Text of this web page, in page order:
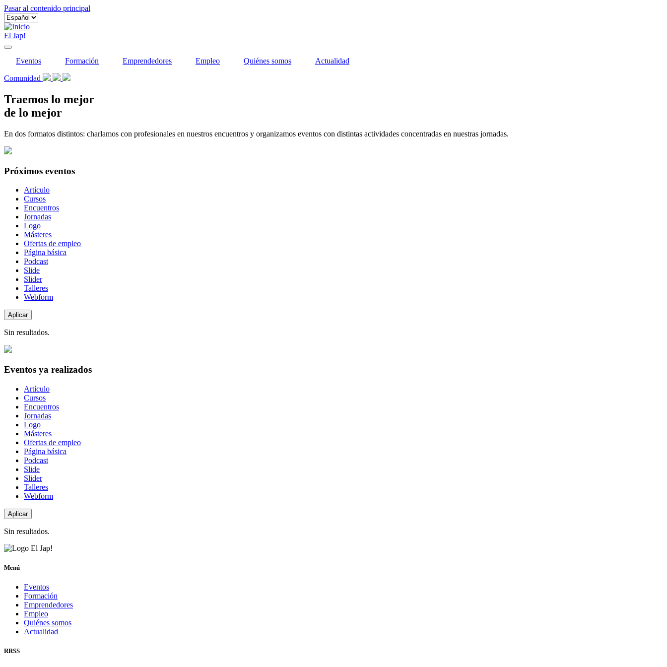
Pasar al contenido principal
El Jap!
Eventos Formación Emprendedores Empleo Quiénes somos Actualidad
Comunidad
Traemos lo mejor
de lo mejor
En dos formatos distintos: charlamos con profesionales en nuestros encuentros y organizamos eventos con distintas actividades concentradas en nuestras jornadas.
Próximos eventos
Tipo
contenido
Artículo
Cursos
Encuentros
Jornadas
Logo
Másteres
Ofertas de empleo
Página básica
Podcast
Slide
Slider
Talleres
Webform
Sin resultados.
Eventos ya realizados
Tipo
contenido
Artículo
Cursos
Encuentros
Jornadas
Logo
Másteres
Ofertas de empleo
Página básica
Podcast
Slide
Slider
Talleres
Webform
Sin resultados.
Menú
Eventos
Formación
Emprendedores
Empleo
Quiénes somos
Actualidad
RRSS